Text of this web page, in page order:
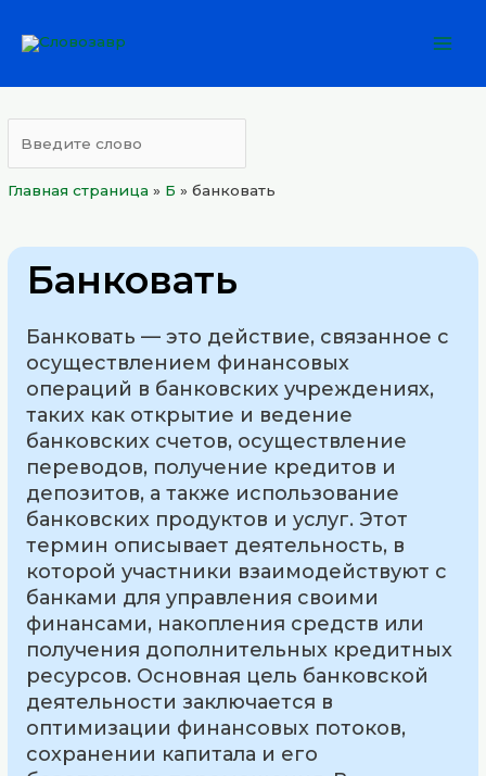
Главная страница » Б »банковать
Банковать
Банковать — это действие, связанное с
осуществлением финансовых
операций в банковских учреждениях,
таких как открытие и ведение
банковских счетов, осуществление
переводов, получение кредитов и
депозитов, а также использование
банковских продуктов и услуг. Этот
термин описывает деятельность, в
которой участники взаимодействуют с
банками для управления своими
финансами, накопления средств или
получения дополнительных кредитных
ресурсов. Основная цель банковской
деятельности заключается в
оптимизации финансовых потоков,
сохранении капитала и его